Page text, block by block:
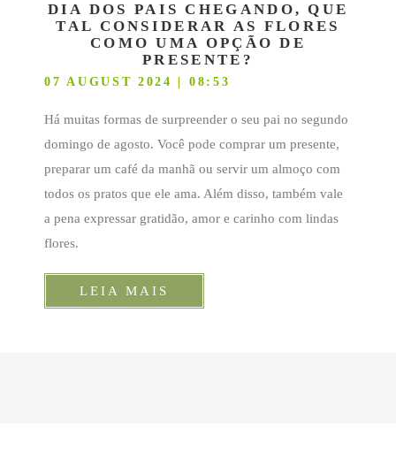
DIA DOS PAIS CHEGANDO, QUE
TAL CONSIDERAR AS FLORES
COMO UMA OPÇÃO DE
PRESENTE?
07 AUGUST 2024 | 08:53
Há muitas formas de surpreender o seu pai no segundo
domingo de agosto. Você pode comprar um presente,
preparar um café da manhã ou servir um almoço com
todos os pratos que ele ama. Além disso, também vale
a pena expressar gratidão, amor e carinho com lindas
flores.
LEIA MAIS